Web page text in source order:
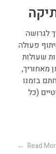
לגרושה
פעולה
שעולות
מאחוריך,
בזמנו
(כל
Read